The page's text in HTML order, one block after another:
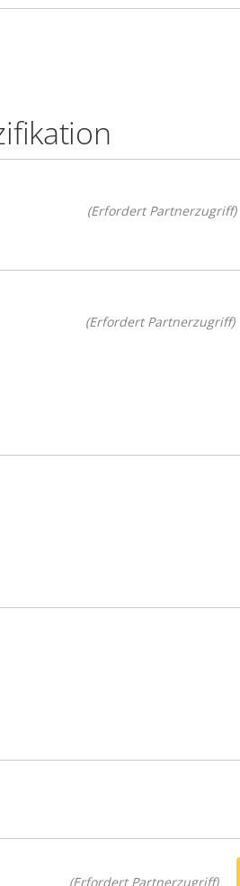
(Erfordert Partnerzugriff)
(Erfordert Partnerzugriff)
(Erfordert Partnerzugriff)